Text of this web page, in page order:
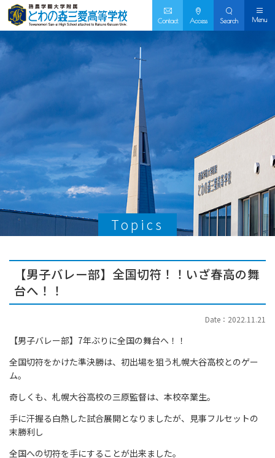
Contact Access Search Menu
Topics
【男子バレー部】全国切符！！いざ春高の舞
台へ！！
Date：2022.11.21
【男子バレー部】7年ぶりに全国の舞台へ！！
全国切符をかけた準決勝は、初出場を狙う札幌大谷高校とのゲー
ム。
奇しくも、札幌大谷高校の三原監督は、本校卒業生。
手に汗握る白熱した試合展開となりましたが、見事フルセットの
末勝利し
全国への切符を手にすることが出来ました。